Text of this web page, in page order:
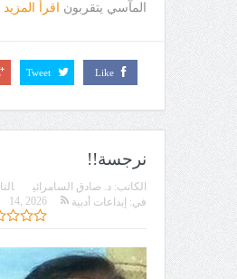
المآسي يتقربون
اقرأ المزيد
Like
Tweet
نرجسة!!
الكاتب: د. صادق السامرائي
14, 2026
في: إبداعات أدبية